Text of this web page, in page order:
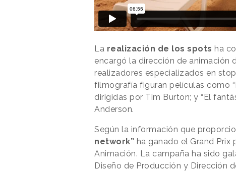
La realización de los spots ha
encargó la dirección de animación
realizadores especializados en
filmografía figuran películas como
dirigidas por Tim Burton; y “El
Anderson.
Según la información que
network” ha ganado el Grand
Animación. La campaña ha sido
Diseño de Producción y Dirección